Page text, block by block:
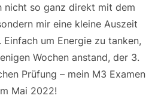
nicht so ganz direkt mit dem
mir eine kleine Auszeit
um Energie zu tanken,
Wochen anstand, der 3.
Prüfung – mein M3 Examen
Mai 2022!